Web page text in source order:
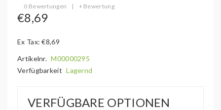
0 Bewertungen | + Bewertung
€8,69
Ex Tax: €8,69
Artikelnr. M00000295
Verfügbarkeit Lagernd
VERFÜGBARE OPTIONEN